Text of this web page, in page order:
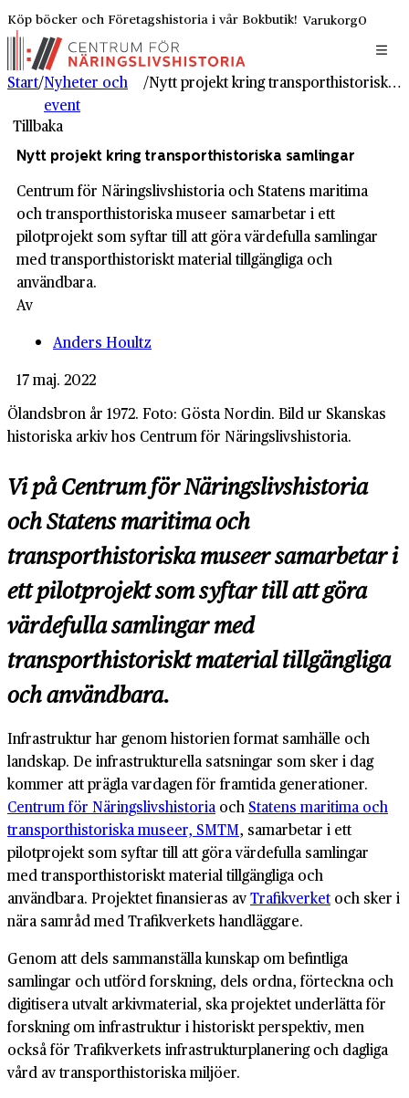
Köp böcker och Företagshistoria i vår Bokbutik! Varukorg0
Start/Nyheter och
event
/ Nytt projekt kring transporthistoriska samlingar
Tillbaka
Nytt projekt kring transporthistoriska samlingar
Centrum för Näringslivshistoria och Statens maritima
och transporthistoriska museer samarbetar i ett
pilotprojekt som syftar till att göra värdefulla samlingar
med transporthistoriskt material tillgängliga och
användbara.
Av
Anders Houltz
17 maj. 2022
Ölandsbron år 1972. Foto: Gösta Nordin. Bild ur Skanskas
historiska arkiv hos Centrum för Näringslivshistoria.
Vi på Centrum för Näringslivshistoria
och Statens maritima och
transporthistoriska museer samarbetar i
ett pilotprojekt som syftar till att göra
värdefulla samlingar med
transporthistoriskt material tillgängliga
och användbara.
Infrastruktur har genom historien format samhälle och
landskap. De infrastrukturella satsningar som sker i dag
kommer att prägla vardagen för framtida generationer.
Centrum för Näringslivshistoriaoch Statens maritima och
transporthistoriska museer, SMTM, samarbetar i ett
pilotprojekt som syftar till att göra värdefulla samlingar
med transporthistoriskt material tillgängliga och
användbara. Projektet finansieras avTrafikverket och sker i
nära samråd med Trafikverkets handläggare.
Genom att dels sammanställa kunskap om befintliga
samlingar och utförd forskning, dels ordna, förteckna och
digitisera utvalt arkiv­material, ska projektet underlätta för
forskning om infra­struktur i historiskt perspektiv, men
också för Trafikverkets infrastruktur­planering och dagliga
vård av transport­historiska miljöer.